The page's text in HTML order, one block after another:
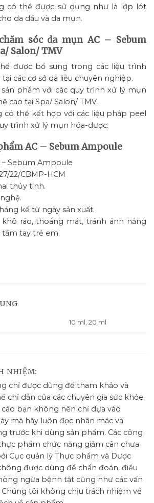
có thể được sử dụng như là lớp lót
da dầu và da mụn.
sóc da mụn AC – Sebum
Salon/ TMV
được bổ sung trong các liệu trình
các cơ sở da liễu chuyên nghiệp.
phẩm với các quy trình xử lý mụn
cao tại Spa/ Salon/ TMV.
có thể kết hợp với các liệu pháp peel
trình xử lý mụn hóa-dược.
AC – Sebum Ampoule
– Sebum Ampoule
22/CBMP-HCM
thủy tinh.
kể từ ngày sản xuất.
ráo, thoáng mát, tránh ánh nắng
tầm tay trẻ em.
10 ml, 20 ml
NHIỆM:
chỉ được dùng để tham khảo và
chỉ dẫn của các chuyên gia sức khỏe.
bạn không nên chỉ dựa vào
mà hãy luôn đọc nhãn mác và
trước khi dùng sản phẩm. Các công
phẩm chức năng giảm cân chưa
Cục quản lý Thực phẩm và Dược
được dùng để chẩn đoán, điều
ngừa bệnh tật cũng như các vấn
Chúng tôi không chịu trách nhiệm về